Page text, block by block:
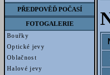
PŘEDPOVĚĎ POČASÍ
FOTOGALERIE
Bouřky
Optické jevy
Oblačnost
Halové jevy